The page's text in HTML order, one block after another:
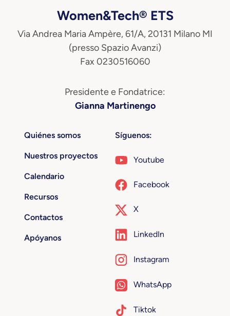
Women&Tech® ETS
Via Andrea Maria Ampère, 61/A, 20131 Milano MI
(presso Spazio Avanzi)
Fax 0230516060
Presidente e Fondatrice:
Gianna Martinengo
Quiénes somos
Nuestros proyectos
Calendario
Recursos
Contactos
Apóyanos
Síguenos:
Youtube
Facebook
X
LinkedIn
Instagram
WhatsApp
Tiktok